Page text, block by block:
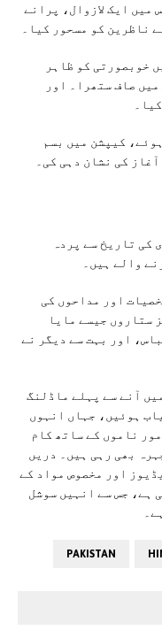
میں ایک لازوال، پرانے
ناظرین کو مسحور کیا۔
خوبصورتی کو ظاہر
صاف ستھرا۔ اور
کیپشن میں بسم
کی نشان دہی کی۔
کی تاریخ سے پردہ
والے ہیں۔
اور مداحوں کی
ستاروں جیسے مایا
اور بہت سے دیگر نے
آنے سے پہلے ماڈلنگ
ہوئیں، جہاں انہوں
ناموں کے ساتھ کام
بھی رہی ہیں۔ دریں
اور مخصوص مواد کے
ہے، جس سے انہیں سوشل
PAKISTAN